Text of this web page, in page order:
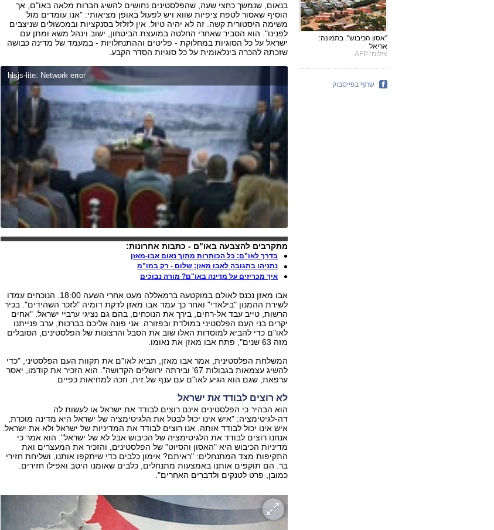
בנאום, שנמשך כחצי שעה, שהפלסטינים נחושים להשיג חברות מלאה באו"ם, אך
הוסיף שאסור לטפח ציפיות שווא ויש לפעול באופן מציאותי: "אנו עומדים מול
משימה היסטורית קשה. זה לא יהיה טיול. אין לזלזל בסנקציות ובמכשולים שניצבים
לפנינו". הוא הסביר שאחרי החלטה במועצת הביטחון, ישוב וינהל משא ומתן עם
ישראל על כל הסוגיות במחלוקת - פליטים וההתנחלויות - במעמד של מדינה כבושה
שזכתה להכרה בינלאומית על כל סוגיות הסדר הקבע.
hlsjs-lite: Network error
מתקרבים להצבעה באו"ם - כתבות אחרונות:
בדרך לאו"ם: כל הכותרות מתוך נאום אבו-מאזן
נתניהו בתגובה לאבו מאזן: שלום - רק במו"מ
איך מכריזים על מדינה באו"ם? מורה נבוכים
אבו מאזן נכנס לאולם במוקטעה ברמאללה מעט אחרי השעה 18:00. הנוכחים עמדו
לשירת ההמנון "בילאדי" ואחר כך עמד אבו מאזן לדקת דומיה "לזכר השהידים". בכיר
הרשות, טייב עבד אל-רחים, בירך את הנוכחים, בהם גם נציגי ערביי ישראל. "אחים
יקרים בני העם הפלסטיני במולדת ובפזורה. אני פונה אליכם בברכות, ערב פנייתנו
לאו"ם כדי להביא למוסדות האלו שוב את הסבל והרצונות של הפלסטינים, הסובלים
מזה 63 שנים", פתח אבו מאזן את נאומו.
המשלחת הפלסטינית, אמר אבו מאזן, תביא לאו"ם את תקוות העם הפלסטיני, "כדי
להשיג עצמאות בגבולות 67' ובירתה ירושלים הקדושה". הוא הזכיר את קודמו, יאסר
ערפאת, שגם הוא הגיע לאו"ם עם ענף של זית, וזכה למחיאות כפיים.
לא רוצים לבודד את ישראל
הוא הבהיר כי הפלסטינים אינם רוצים לבודד את ישראל או לעשות לה
דה-לגיטימציה: "איש אינו יכול לבטל את הלגיטימציה של ישראל היא מדינה מוכרת,
איש אינו יכול לבודד אותה. אנו רוצים לבודד את המדיניות של ישראל ולא את ישראל.
אנחנו רוצים לבודד את הלגיטימציה של הכיבוש אבל לא של ישראל". הוא אמר כי
מדיניות הכיבוש היא "האסון והסיוט" של הפלסטינים, והזכיר את המעצרים ואת
התקיפות מצד המתנחלים: "ראיתם? אימון כלבים כדי שיתקפו אותנו, ושליחת חזירי
בר. הם תוקפים אותנו באמצעות מתנחלים, כלבים שאומנו היטב ואפילו חזירים.
כמובן, פרט לטנקים ולדברים האחרים".
"אסון הכיבוש". בתמונה:
אריאל
צילום: AFP
שתף בפייסבוק